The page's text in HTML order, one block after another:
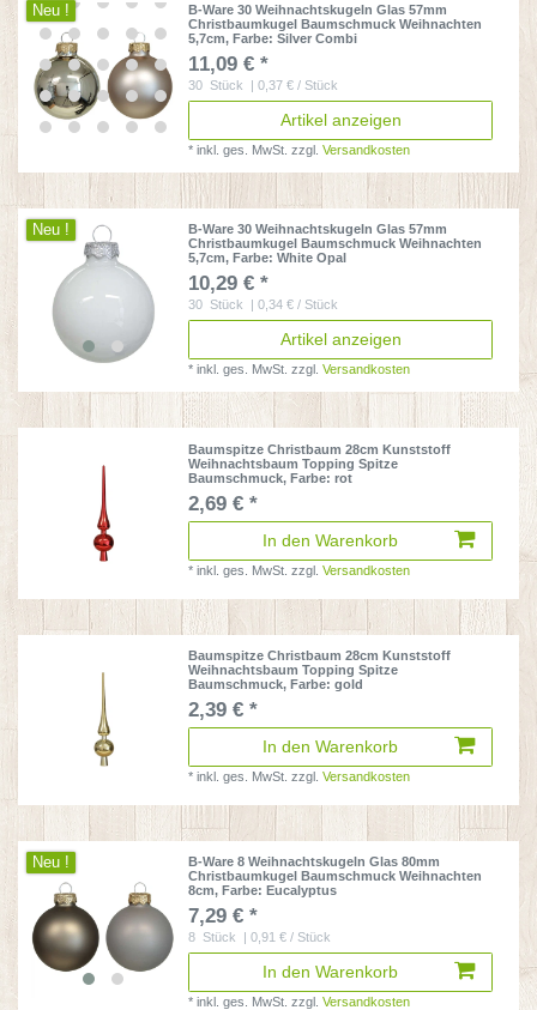
Neu !
B-Ware 30 Weihnachtskugeln Glas 57mm
Christbaumkugel Baumschmuck Weihnachten
5,7cm, Farbe: Silver Combi
11,09 € *
30 Stück | 0,37 € / Stück
Artikel anzeigen
*inkl. ges. MwSt. zzgl.Versandkosten
Neu !
B-Ware 30 Weihnachtskugeln Glas 57mm
Christbaumkugel Baumschmuck Weihnachten
5,7cm, Farbe: White Opal
10,29 € *
30 Stück | 0,34 € / Stück
Artikel anzeigen
*inkl. ges. MwSt. zzgl.Versandkosten
Baumspitze Christbaum 28cm Kunststoff
Weihnachtsbaum Topping Spitze
Baumschmuck, Farbe: rot
2,69 € *
In den Warenkorb
*inkl. ges. MwSt. zzgl.Versandkosten
Baumspitze Christbaum 28cm Kunststoff
Weihnachtsbaum Topping Spitze
Baumschmuck, Farbe: gold
2,39 € *
In den Warenkorb
*inkl. ges. MwSt. zzgl.Versandkosten
Neu !
B-Ware 8 Weihnachtskugeln Glas 80mm
Christbaumkugel Baumschmuck Weihnachten
8cm, Farbe: Eucalyptus
7,29 € *
8 Stück | 0,91 € / Stück
In den Warenkorb
*inkl. ges. MwSt. zzgl.Versandkosten